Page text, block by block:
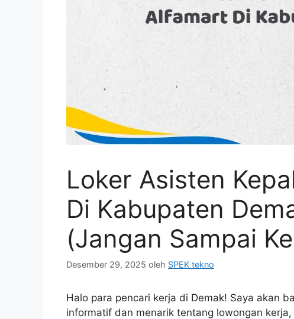
Loker Asisten
Di Kabupaten
(Jangan Sampai
Desember 29, 2025 oleh SPEK tekno
Halo para pencari kerja di Demak! Saya akan
informatif dan menarik tentang lowongan